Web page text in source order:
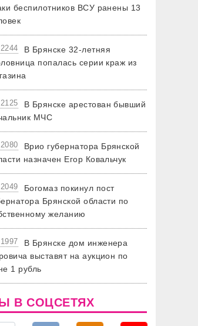
беспилотников ВСУ ранены 13
2244
В Брянске 32-летняя
попалась серии краж из
2125
В Брянске арестован бывший
МЧС
2080
Врио губернатора Брянской
назначен Егор Ковальчук
2049
Богомаз покинул пост
Брянской области по
желанию
1997
В Брянске дом инженера
выставят на аукцион по
1 рубль
В СОЦСЕТЯХ